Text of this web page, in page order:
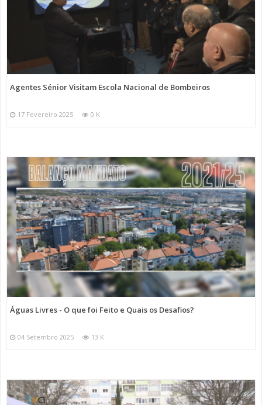
Agentes Sénior Visitam Escola Nacional de Bombeiros
17 Fevereiro 2025 0 K
Águas Livres - O que foi Feito e Quais os Desafios?
04 Setembro 2025 13 K